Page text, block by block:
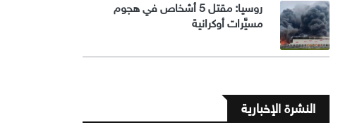
روسيا: مقتل 5 أشخاص في هجوم
مسيَّرات أوكرانية
النشرة الإخبارية